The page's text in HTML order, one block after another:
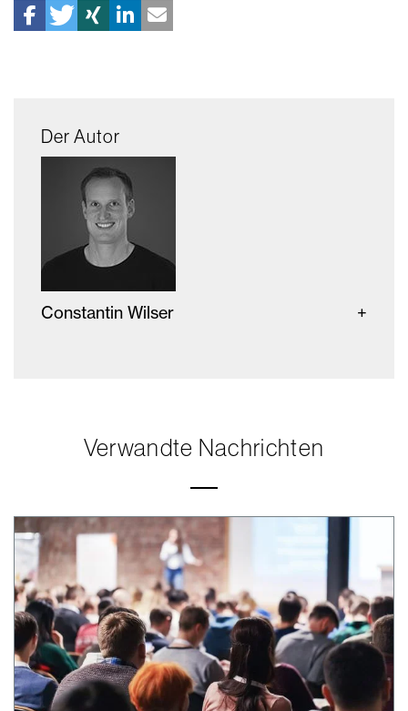
Der Autor
Constantin Wilser
Verwandte Nachrichten